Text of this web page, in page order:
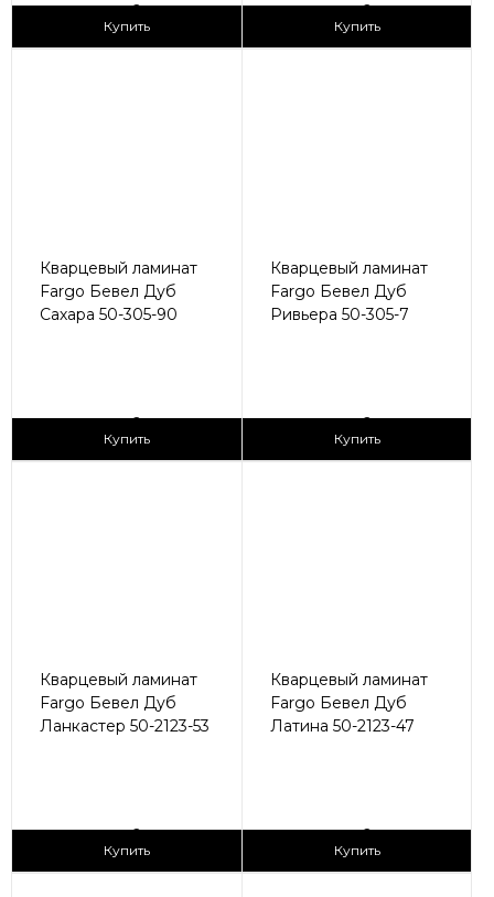
2
Купить
2
Купить
Кварцевый ламинат
Fargo Бевел Дуб
Сахара 50-305-90
2
Купить
Кварцевый ламинат
Fargo Бевел Дуб
Ривьера 50-305-7
2
Купить
Кварцевый ламинат
Fargo Бевел Дуб
Ланкастер 50-2123-53
2
Купить
Кварцевый ламинат
Fargo Бевел Дуб
Латина 50-2123-47
2
Купить